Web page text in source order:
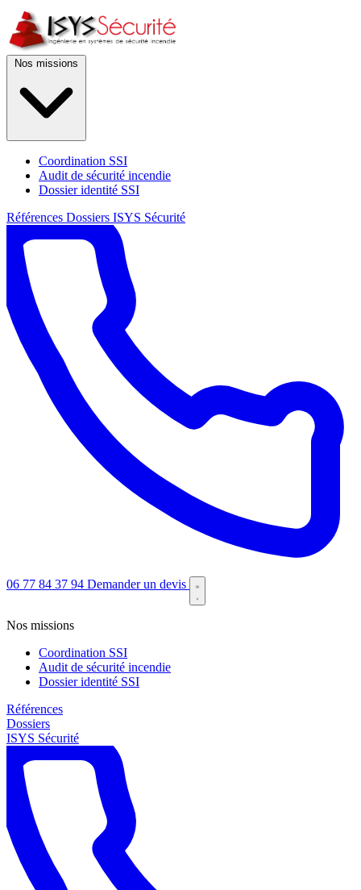
Coordination SSI
Audit de sécurité incendie
Dossier identité SSI
Références Dossiers ISYS Sécurité
06 77 84 37 94 Demander un devis
Nos missions
Coordination SSI
Audit de sécurité incendie
Dossier identité SSI
Références
Dossiers
ISYS Sécurité